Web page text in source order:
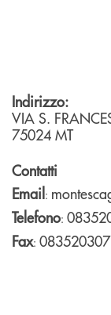
Indirizzo:
VIA S.
75024 MT
Contatti
Email:
Telefono:
Fax: